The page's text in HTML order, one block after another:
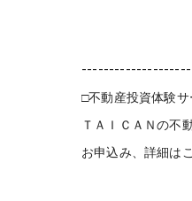
□不動産投資体験
ＴＡＩＣＡＮの不
お申込み、詳細は